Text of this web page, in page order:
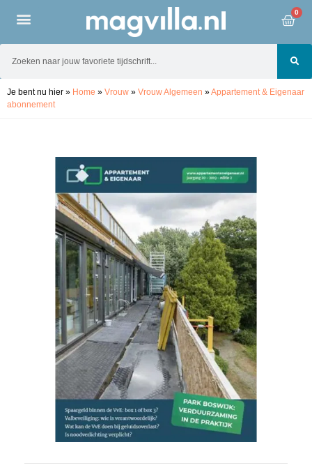
0
Je bent nu hier » Home » Vrouw » Vrouw Algemeen »Appartement & Eigenaar
abonnement